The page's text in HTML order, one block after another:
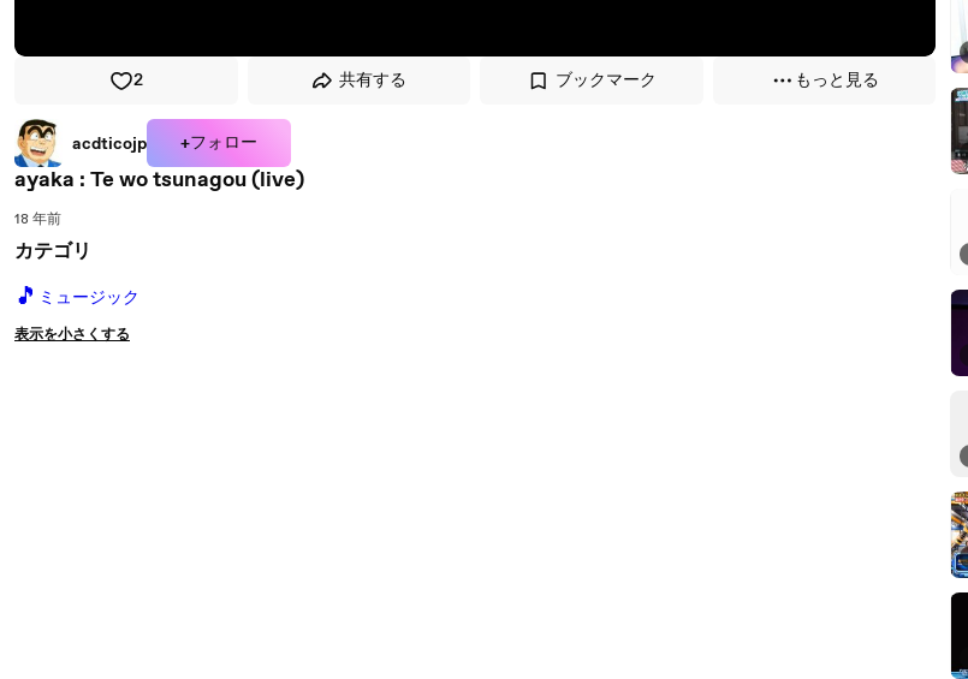
2 共有する ブックマーク もっと見る
acdticojp +フォロー
ayaka : Te wo tsunagou (live)
18 年前
カテゴリ
🎵 ミュージック
表示を小さくする